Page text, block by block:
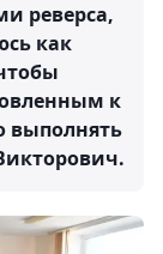
реверса,
как
к
выполнять